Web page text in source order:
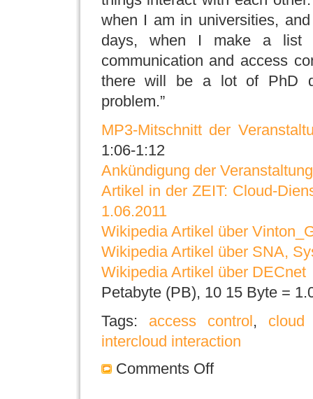
when I am in universities,
days, when I make a list
communication and access
there will be a lot of PhD
problem.”
MP3-Mitschnitt der
1:06-1:12
Ankündigung der Veranstaltung
Artikel in der ZEIT: Cloud-
1.06.2011
Wikipedia Artikel über
Wikipedia Artikel über SNA,
Wikipedia Artikel über DECnet
Petabyte (PB), 10 15 Byte =
Tags: access control, cloud
intercloud interaction
Comments Off